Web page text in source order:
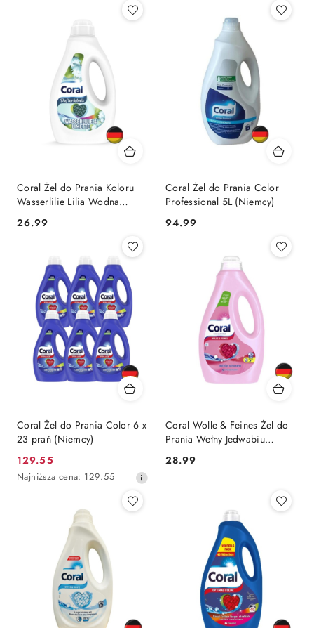
Coral Żel do Prania Koloru
Wasserlilie Lilia Wodna
Limonka 23 prania (Niemcy)
Cena:
26.99
Coral Żel do Prania Color
Professional 5L (Niemcy)
Cena:
94.99
Coral Żel do Prania Color 6 x
23 prań (Niemcy)
Cena
promocyjna:
129.55
Najniższa
Najniższa cena: 129.55
Coral Wolle & Feines Żel do
Prania Wełny Jedwabiu
(Niemcy)
Cena:
28.99